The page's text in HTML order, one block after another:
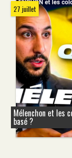
27 juillet
Mélenchon et les
basé ?